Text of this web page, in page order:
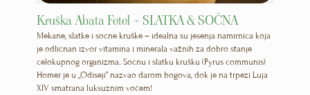
Kruška Abata Fetel – SLATKA & SOČNA
Mekane, slatke i sočne kruške – idealna su jesenja namirnica koja
je odličnan izvor vitamina i minerala važnih za dobro stanje
celokupnog organizma. Sočnu i slatku krušku (Pyrus communis)
Homer je u „Odiseji” nazvao darom bogova, dok je na trpezi Luja
XIV smatrana luksuznim voćem!